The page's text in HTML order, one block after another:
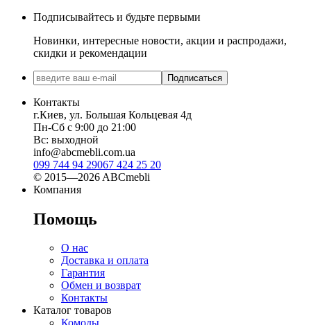
Подписывайтесь и будьте первыми
Новинки, интересные новости, акции и распродажи,
скидки и рекомендации
Подписаться
Контакты
г.Киев, ул. Большая Кольцевая 4д
Пн-Сб с 9:00 до 21:00
Вс: выходной
info@abcmebli.com.ua
099 744 94 29067 424 25 20
© 2015—2026 ABCmebli
Компания
Помощь
О нас
Доставка и оплата
Гарантия
Обмен и возврат
Контакты
Каталог товаров